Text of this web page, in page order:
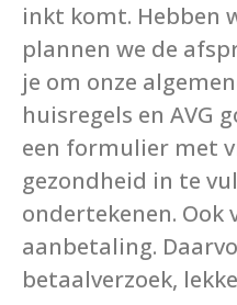
inkt komt. Hebben
plannen we de
je om onze
huisregels en AVG
een formulier met
gezondheid in te
ondertekenen. Ook
aanbetaling.
betaalverzoek,